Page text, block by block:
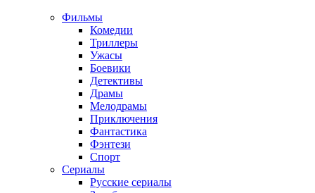
Фильмы
Комедии
Триллеры
Ужасы
Боевики
Детективы
Драмы
Мелодрамы
Приключения
Фантастика
Фэнтези
Спорт
Сериалы
Русские сериалы